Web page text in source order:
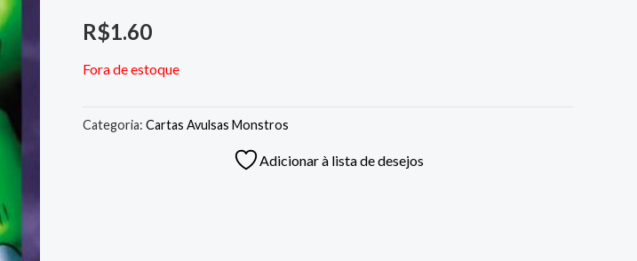
R$1.60
Fora de estoque
Categoria: Cartas Avulsas Monstros
Adicionar à lista de desejos